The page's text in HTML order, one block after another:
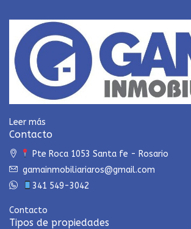
Leer más
Contacto
Pte Roca 1053 Santa fe - Rosario
gamainmobiliariaros@gmail.com
341 549-3042
Contacto
Tipos de propiedades